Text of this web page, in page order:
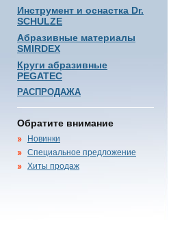
Инструмент и оснастка Dr.
SCHULZE
Абразивные материалы
SMIRDEX
Круги абразивные
PEGATEC
РАСПРОДАЖА
Обратите внимание
Новинки
Специальное предложение
Хиты продаж